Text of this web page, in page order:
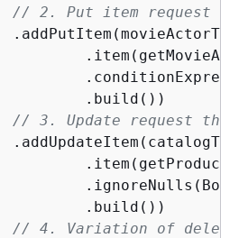
// 2. Put item request
.build())
// 3. Update request
.build())
// 4. Variation of delete